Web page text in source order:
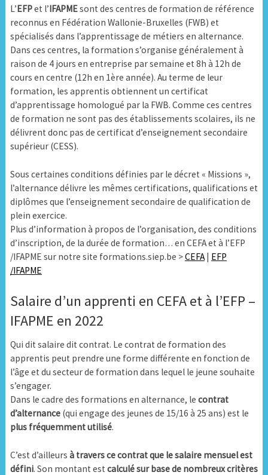
L’EFPet l’IFAPMEsont des centres de formation de référence
reconnus en Fédération Wallonie-Bruxelles (FWB) et
spécialisés dans l’apprentissage de métiers en alternance.
Dans ces centres, la formation s’organise généralement à
raison de 4 jours en entreprise par semaine et 8h à 12h de
cours en centre (12h en 1ère année). Au terme de leur
formation, les apprentis obtiennent un certificat
d’apprentissage homologué par la FWB. Comme ces centres
de formation ne sont pas des établissements scolaires, ils ne
délivrent donc pas de certificat d’enseignement secondaire
supérieur (CESS).
Sous certaines conditions définies par le décret « Missions »,
l’alternance délivre les mêmes certifications, qualifications et
diplômes que l’enseignement secondaire de qualification de
plein exercice.
Plus d’information à propos de l’organisation, des conditions
d’inscription, de la durée de formation… en CEFA et à l’EFP
/IFAPME sur notre site formations.siep.be >CEFA| EFP
/IFAPME
Salaire d’un apprenti en CEFA et à l’EFP –
IFAPME en 2022
Qui dit salaire dit contrat. Le contrat de formation des
apprentis peut prendre une forme différente en fonction de
l’âge et du secteur de formation dans lequel le jeune souhaite
s’engager.
Dans le cadre des formations en alternance, le contrat
d’alternance(qui engage des jeunes de 15/16 à 25 ans) est le
plus fréquemment utilisé.
C’est d’ailleurs à travers ce contrat que le salaire mensuel est
défini. Son montant est calculé sur base de nombreux critères